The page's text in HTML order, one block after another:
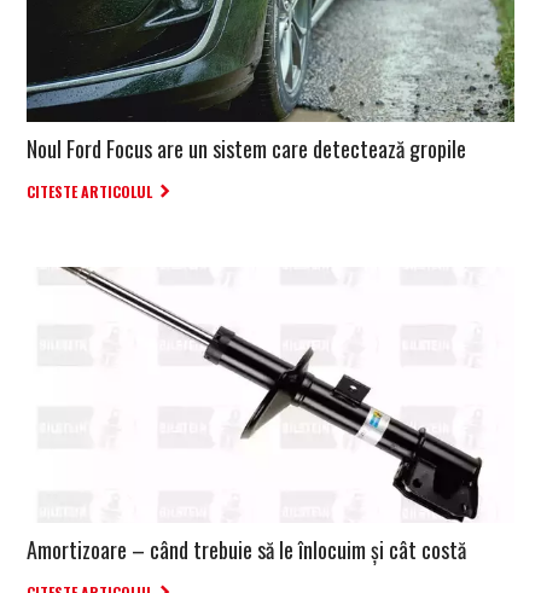
Noul Ford Focus are un sistem care detectează gropile
CITESTE ARTICOLUL
Amortizoare – când trebuie să le înlocuim şi cât costă